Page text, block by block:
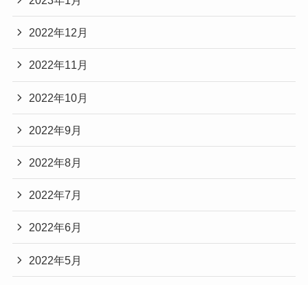
2022年12月
2022年11月
2022年10月
2022年9月
2022年8月
2022年7月
2022年6月
2022年5月